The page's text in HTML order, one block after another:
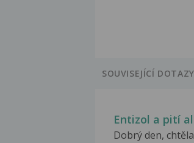
SOUVISEJÍCÍ DOTAZY
Entizol a pití
Dobrý den,